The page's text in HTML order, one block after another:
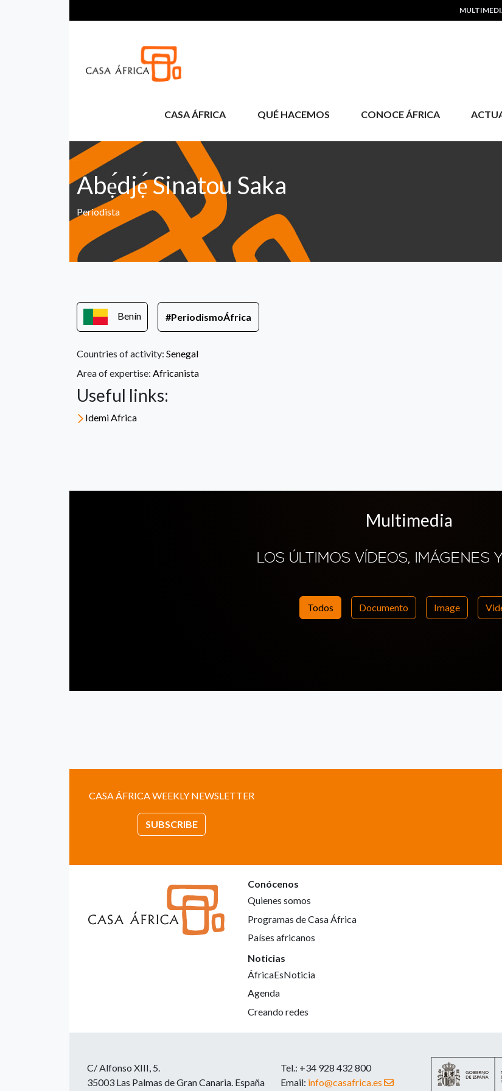
CASA ÁFRICA QUÉ HACEMOS CONOCE ÁFRICA
Abẹ́djẹ́ Sinatou Saka
Periodista
Benín #PeriodismoÁfrica
Countries of activity: Senegal
Area of expertise: Africanista
Useful links:
Idemi Africa
Multimedia
LOS ÚLTIMOS VÍDEOS, IMÁGENES
Todos Documento Image
CASA ÁFRICA WEEKLY NEWSLETTER
SUBSCRIBE
Conócenos
Quienes somos
Programas de Casa África
Países africanos
Noticias
ÁfricaEsNoticia
Agenda
Creando redes
C/ Alfonso XIII, 5.
35003 Las Palmas de Gran Canaria. España
Tel.: +34 928 432 800
Email: info@casafrica.es